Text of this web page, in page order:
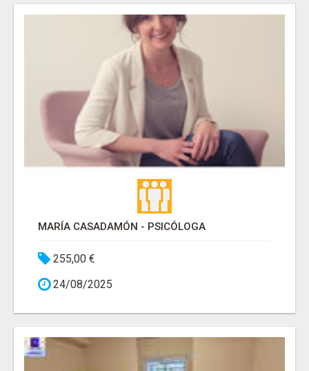
MARÍA CASADAMÓN - PSICÓLOGA
255,00 €
24/08/2025